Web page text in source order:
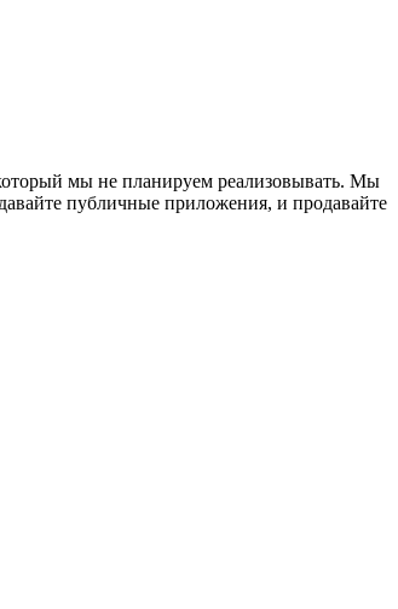
мы не планируем реализовывать. Мы
публичные приложения, и продавайте